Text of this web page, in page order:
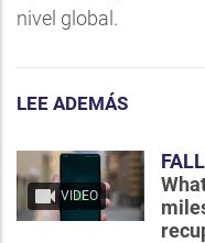
nivel global.
LEE ADEMÁS
VIDEO